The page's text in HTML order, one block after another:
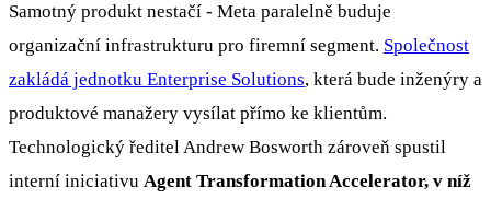
Samotný produkt nestačí - Meta paralelně buduje
organizační infrastrukturu pro firemní segment. Společnost
zakládá jednotku Enterprise Solutions, která bude inženýry a
produktové manažery vysílat přímo ke klientům.
Technologický ředitel Andrew Bosworth zároveň spustil
interní iniciativu Agent Transformation Accelerator, v níž